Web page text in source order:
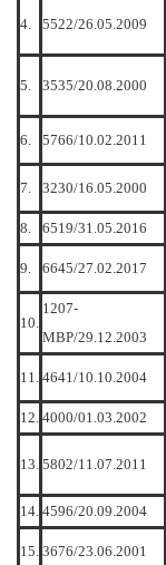
4. 5522/26.05.2009
5. 3535/20.08.2000
6. 5766/10.02.2011
7. 3230/16.05.2000
8. 6519/31.05.2016
9. 6645/27.02.2017
10.
1207-
МВР/29.12.2003
11. 4641/10.10.2004
12. 4000/01.03.2002
13. 5802/11.07.2011
14. 4596/20.09.2004
15. 3676/23.06.2001